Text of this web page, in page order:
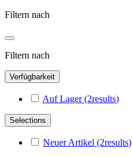
Filtern nach
Filtern nach
Verfügbarkeit
Auf Lager(2results)
Selections
Neuer Artikel (2results)